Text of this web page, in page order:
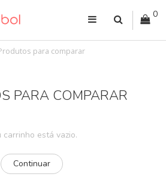
0
para comparar
PARA COMPARAR
carrinho está vazio.
Continuar